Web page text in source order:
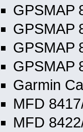
GPSMAP
GPSMAP
GPSMAP
GPSMAP
Garmin
MFD
MFD